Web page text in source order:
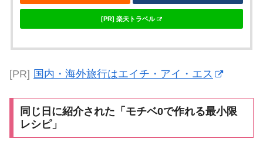
[PR] 楽天トラベル
[PR] 国内・海外旅行はエイチ・アイ・エス
同じ日に紹介された「モチベ0で作れる最小限
レシピ」